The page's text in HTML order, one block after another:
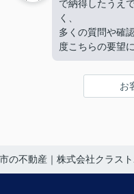
とができました。
購入にあたって
さり、各所に度
ど常に迅速に対
さんのお人柄に
心から信頼させ
いと思います。
矢野さんのこれ
下心のない対応
ざいました。
で納得したうえ
く、
多くの質問や確
度こちらの要望
気になることは
てくださいまし
配っていただく
不安も多くあり
社・担当者様で
特に担当してく
お
の不動産｜株式会社クラス